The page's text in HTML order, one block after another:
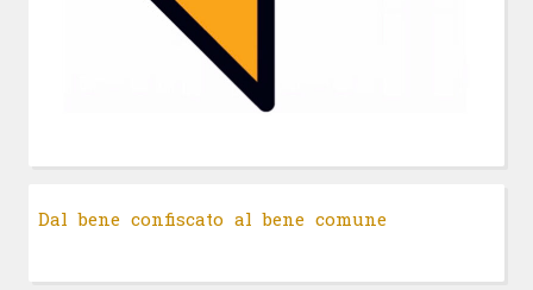
Dal bene confiscato al bene comune